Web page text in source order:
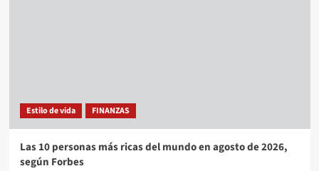
Estilo de vida FINANZAS
Las 10 personas más ricas del mundo en agosto de 2026,
según Forbes